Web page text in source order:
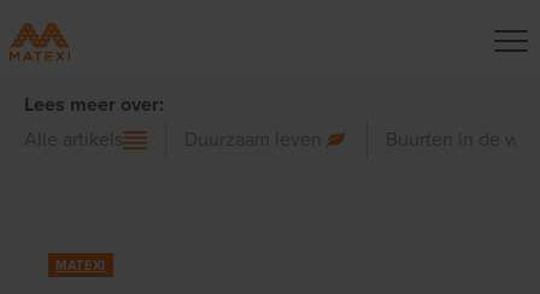
Lees meer over:
Alle artikels
Duurzaam leven Buurten in de
MATEXI